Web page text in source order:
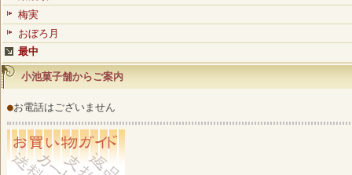
梅実
おぼろ月
最中
小池菓子舗からご案内
●お電話はございません